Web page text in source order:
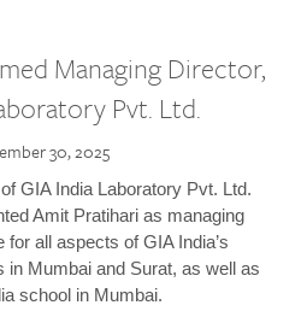
Managing Director,
Pvt. Ltd.
30, 2025
GIA India Laboratory Pvt. Ltd.
Amit Pratihari as managing
for all aspects of GIA India’s
in Mumbai and Surat, as well as
school in Mumbai.